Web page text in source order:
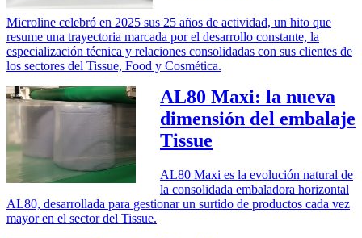
Microline celebró en 2025 sus 25 años de actividad, un hito que
resume una trayectoria marcada por el desarrollo constante, la
especialización técnica y relaciones consolidadas con sus clientes de
los sectores del Tissue, Food y Cosmética.
AL80 Maxi: la nueva
dimensión del embalaje
Tissue
AL80 Maxi es la evolución natural de
la consolidada embaladora horizontal
AL80, desarrollada para gestionar un surtido de productos cada vez
mayor en el sector del Tissue.